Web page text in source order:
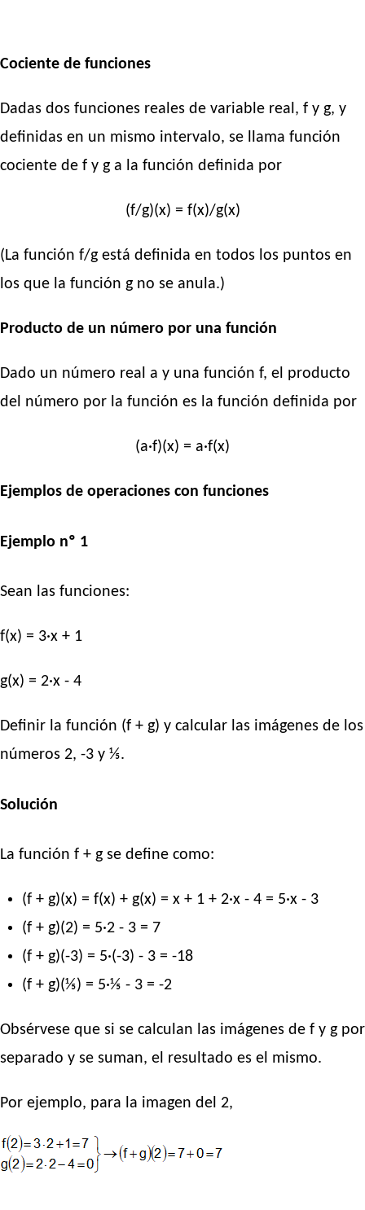
Cociente de funciones
Dadas dos funciones reales de variable real, f y g, y
definidas en un mismo intervalo, se llama función
cociente de f y g a la función definida por
(f/g)(x) = f(x)/g(x)
(La función f/g está definida en todos los puntos en
los que la función g no se anula.)
Producto de un número por una función
Dado un número real a y una función f, el producto
del número por la función es la función definida por
(a·f)(x) = a·f(x)
Ejemplos de operaciones con funciones
Ejemplo nº 1
Sean las funciones:
f(x) = 3·x + 1
g(x) = 2·x - 4
Definir la función (f + g) y calcular las imágenes de los
números 2, -3 y ⅕.
Solución
La función f + g se define como:
(f + g)(x) = f(x) + g(x) = x + 1 + 2·x - 4 = 5·x - 3
(f + g)(2) = 5·2 - 3 = 7
(f + g)(-3) = 5·(-3) - 3 = -18
(f + g)(⅕) = 5·⅕ - 3 = -2
Obsérvese que si se calculan las imágenes de f y g por
separado y se suman, el resultado es el mismo.
Por ejemplo, para la imagen del 2,